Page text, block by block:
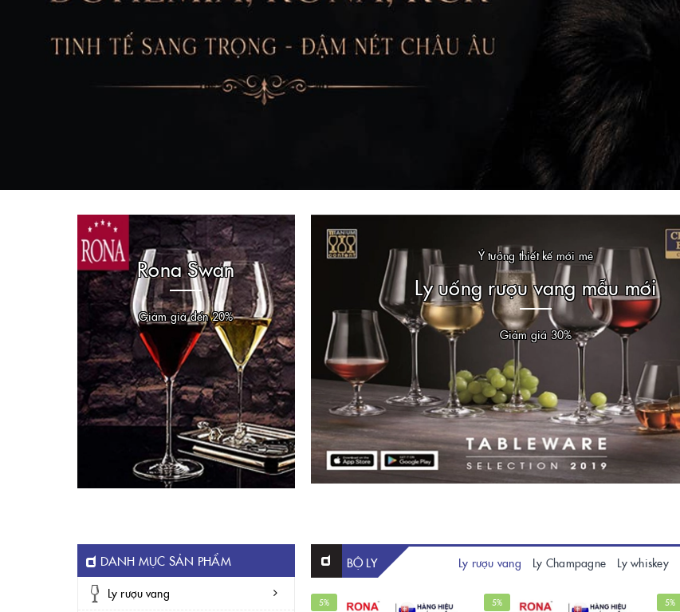
Rona Swan
Giảm giá đến 20%
Ý tưởng thiết kế mới mẻ
Ly uống rượu vang mẫu mới
Giảm giá 30%
DANH MỤC SẢN PHẨM
Ly rượu vang
BỘ LY Ly rượu vang Ly Champagne Ly whiskey
5% 5% 5%